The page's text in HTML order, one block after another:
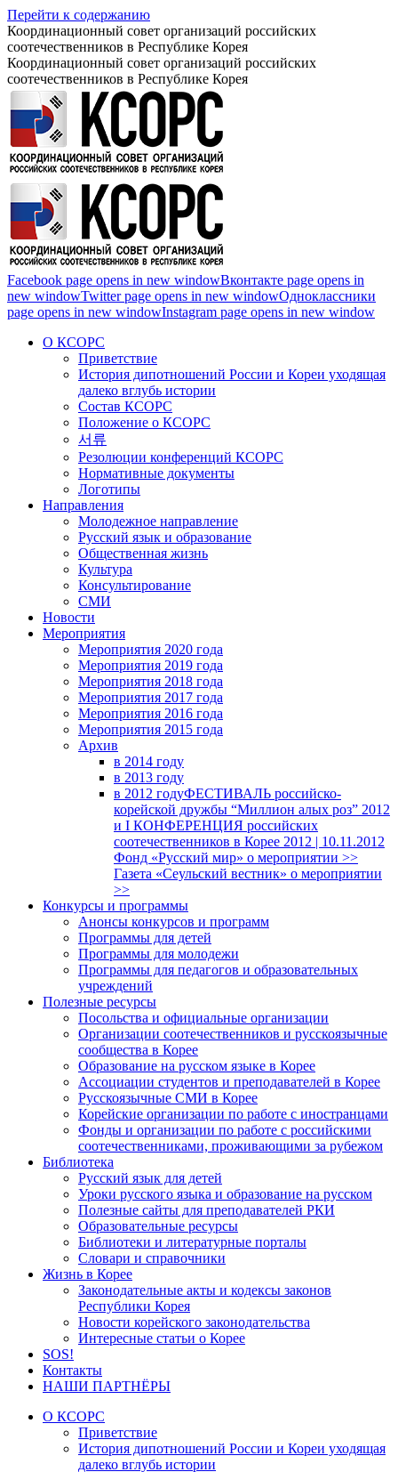
Перейти к содержанию
Координационный совет организаций российских
соотечественников в Республике Корея
Координационный совет организаций российских
соотечественников в Республике Корея
Facebook page opens in new windowВконтакте page opens in
new windowTwitter page opens in new windowОдноклассники
page opens in new windowInstagram page opens in new window
О КСОРС
Приветствие
История дипотношений России и Кореи уходящая
далеко вглубь истории
Состав КСОРС
Положение о КСОРС
서류
Резолюции конференций КСОРС
Нормативные документы
Логотипы
Направления
Молодежное направление
Русский язык и образование
Общественная жизнь
Культура
Консультирование
СМИ
Новости
Мероприятия
Мероприятия 2020 года
Мероприятия 2019 года
Мероприятия 2018 годa
Мероприятия 2017 года
Мероприятия 2016 года
Мероприятия 2015 года
Архив
в 2014 году
в 2013 году
в 2012 годуФЕСТИВАЛЬ российско-
корейской дружбы “Миллион алых роз” 2012
и I КОНФЕРЕНЦИЯ российских
соотечественников в Корее 2012 | 10.11.2012
Фонд «Русский мир» о мероприятии >>
Газета «Сеульский вестник» о мероприятии
>>
Конкурсы и программы
Анонсы конкурсов и программ
Программы для детей
Программы для молодежи
Программы для педагогов и образовательных
учреждений
Полезные ресурсы
Посольства и официальные организации
Организации соотечественников и русскоязычные
сообщества в Корее
Образование на русском языке в Корее
Ассоциации студентов и преподавателей в Корее
Русскоязычные СМИ в Корее
Корейские организации по работе с иностранцами
Фонды и организации по работе с российскими
соотечественниками, проживающими за рубежом
Библиотека
Русский язык для детей
Уроки русского языка и образование на русском
Полезные сайты для преподавателей РКИ
Образовательные ресурсы
Библиотеки и литературные порталы
Словари и справочники
Жизнь в Корее
Законодательные акты и кодексы законов
Республики Корея
Новости корейского законодательства
Интересные статьи о Корее
SOS!
Контакты
НАШИ ПАРТНЁРЫ
О КСОРС
Приветствие
История дипотношений России и Кореи уходящая
далеко вглубь истории